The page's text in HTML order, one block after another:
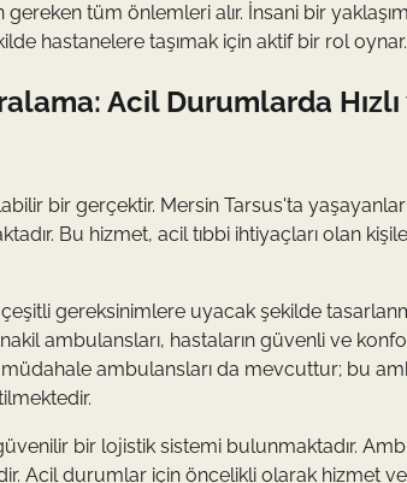
tüm önlemleri alır. İnsani bir
hastanelere taşımak için aktif bir rol oynar.
Acil Durumlarda
bir gerçektir. Mersin Tarsus'ta
Bu hizmet, acil tıbbi ihtiyaçları olan
gereksinimlere uyacak şekilde
ambulansları, hastaların güvenli ve
müdahale ambulansları da mevcuttur; bu
bir lojistik sistemi bulunmaktadır.
Acil durumlar için öncelikli olarak hizmet